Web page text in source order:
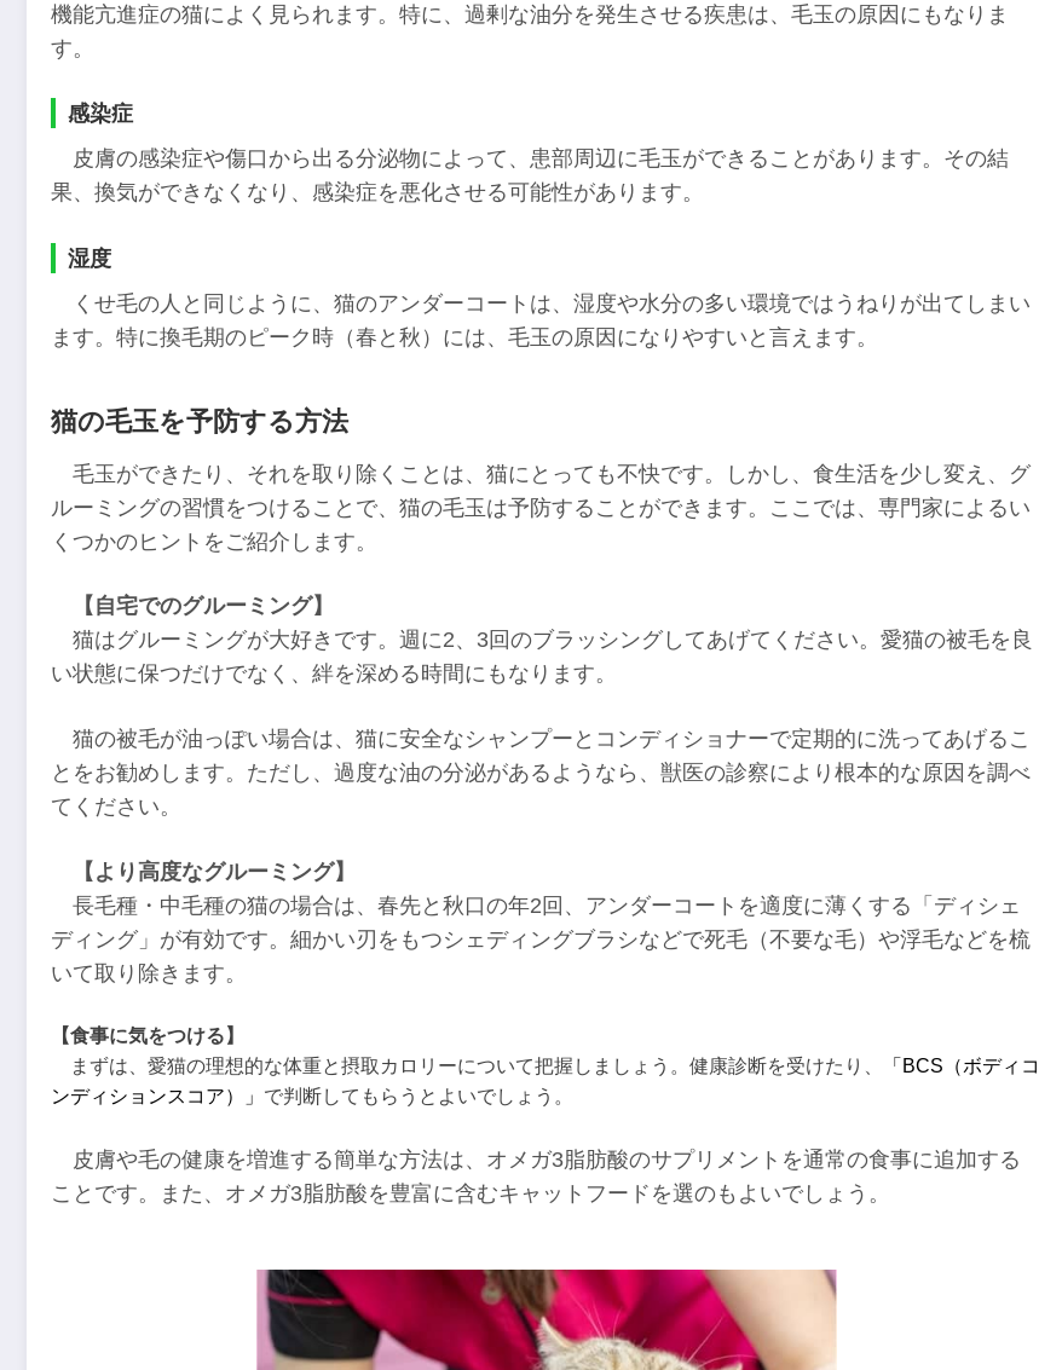
機能亢進症の猫によく見られます。特に、過剰な油分を発生させる疾患は、毛玉の原因にもなりま
す。
感染症
皮膚の感染症や傷口から出る分泌物によって、患部周辺に毛玉ができることがあります。その結
果、換気ができなくなり、感染症を悪化させる可能性があります。
湿度
くせ毛の人と同じように、猫のアンダーコートは、湿度や水分の多い環境ではうねりが出てしまい
ます。特に換毛期のピーク時（春と秋）には、毛玉の原因になりやすいと言えます。
猫の毛玉を予防する方法
毛玉ができたり、それを取り除くことは、猫にとっても不快です。しかし、食生活を少し変え、グ
ルーミングの習慣をつけることで、猫の毛玉は予防することができます。ここでは、専門家によるい
くつかのヒントをご紹介します。
【自宅でのグルーミング】
猫はグルーミングが大好きです。週に2、3回のブラッシングしてあげてください。愛猫の被毛を良
い状態に保つだけでなく、絆を深める時間にもなります。
猫の被毛が油っぽい場合は、猫に安全なシャンプーとコンディショナーで定期的に洗ってあげるこ
とをお勧めします。ただし、過度な油の分泌があるようなら、獣医の診察により根本的な原因を調べ
てください。
【より高度なグルーミング】
長毛種・中毛種の猫の場合は、春先と秋口の年2回、アンダーコートを適度に薄くする「ディシェ
ディング」が有効です。細かい刃をもつシェディングブラシなどで死毛（不要な毛）や浮毛などを梳
いて取り除きます。
【食事に気をつける】
まずは、愛猫の理想的な体重と摂取カロリーについて把握しましょう。健康診断を受けたり、
「BCS（ボディコ
ンディションスコア）」 で判断してもらうとよいでしょう。
皮膚や毛の健康を増進する簡単な方法は、オメガ3脂肪酸のサプリメントを通常の食事に追加する
ことです。また、オメガ3脂肪酸を豊富に含むキャットフードを選のもよいでしょう。